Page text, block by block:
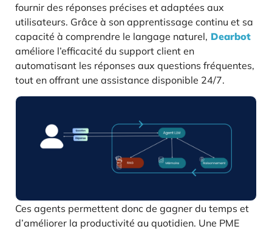
fournir des réponses précises et adaptées aux
utilisateurs. Grâce à son apprentissage continu et sa
capacité à comprendre le langage naturel, Dearbot
améliore l’efficacité du support client en
automatisant les réponses aux questions fréquentes,
tout en offrant une assistance disponible 24/7.
Ces agents permettent donc de gagner du temps et
d’améliorer la productivité au quotidien. Une PME